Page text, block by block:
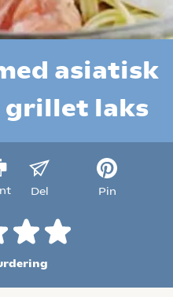
asiatisk
grillet laks
Del Pin